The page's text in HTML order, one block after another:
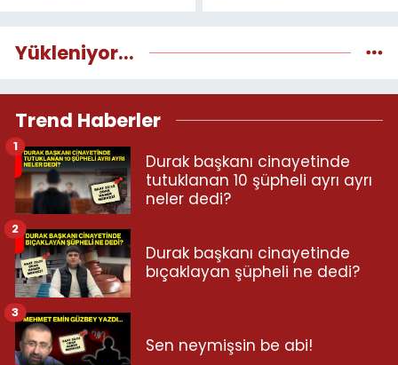
Yükleniyor...
Trend Haberler
Durak başkanı cinayetinde
tutuklanan 10 şüpheli ayrı ayrı
neler dedi?
1
Durak başkanı cinayetinde
bıçaklayan şüpheli ne dedi?
2
Sen neymişsin be abi!
3